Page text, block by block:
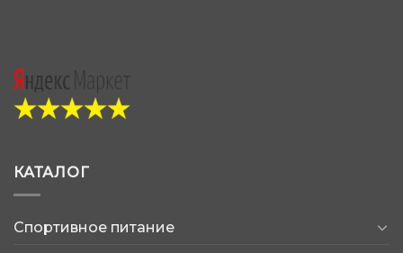
КАТАЛОГ
Спортивное питание